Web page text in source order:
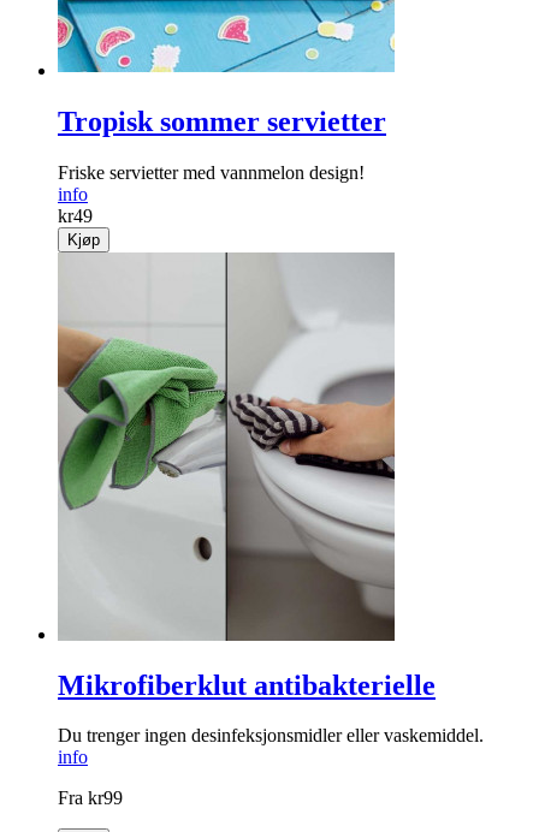
Tropisk sommer servietter
Friske servietter med vannmelon design!
info
kr49
Kjøp
Mikrofiberklut antibakterielle
Du trenger ingen desinfeksjonsmidler eller vaskemiddel.
info
Fra kr99